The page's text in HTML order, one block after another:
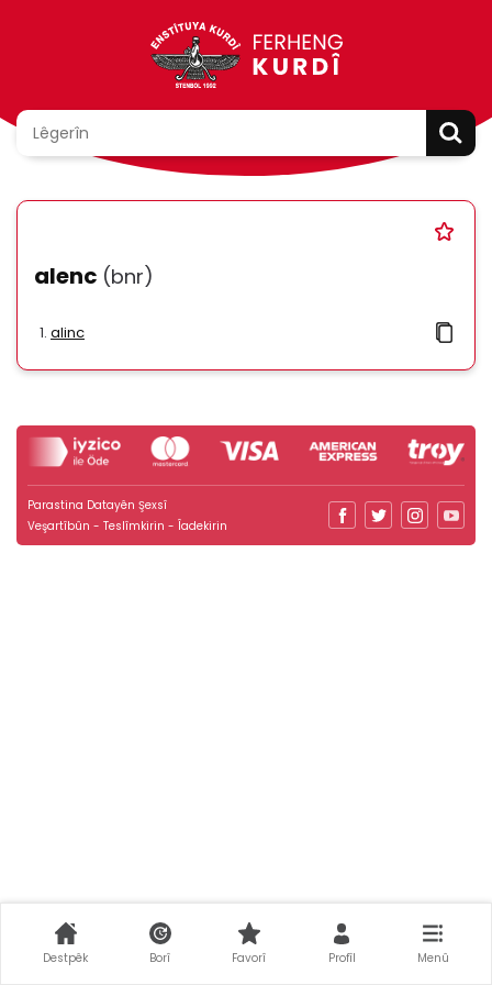
alenc (bnr)
alinc
Parastina Datayên Şexsî
Veşartîbûn - Teslîmkirin - Îadekirin
Destpêk Borî Favorî Profîl Menû